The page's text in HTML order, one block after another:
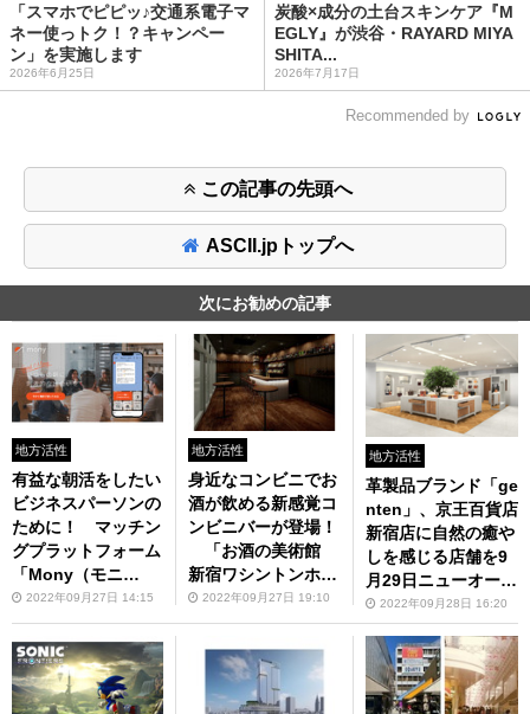
「スマホでピピッ♪交通系電子マ
ネー使っトク！？キャンペー
ン」を実施します
2026年6月25日
炭酸×成分の土台スキンケア『M
EGLY』が渋谷・RAYARD MIYA
SHITA...
2026年7月17日
Recommended by
この記事の先頭へ
ASCII.jpトップへ
次にお勧めの記事
地方活性
有益な朝活をしたい
ビジネスパーソンの
ために！ マッチン
グプラットフォーム
「Mony（モニ
ー）」がサービス開
始
2022年09月27日 14:15
地方活性
身近なコンビニでお
酒が飲める新感覚コ
ンビニバーが登場！
「お酒の美術館
新宿ワシントンホテ
ルビル店」10月6日
オープン
2022年09月27日 19:10
地方活性
革製品ブランド「ge
nten」、京王百貨店
新宿店に自然の癒や
しを感じる店舗を9
⽉29⽇ニューオープ
ン2022年09月28日 16:20